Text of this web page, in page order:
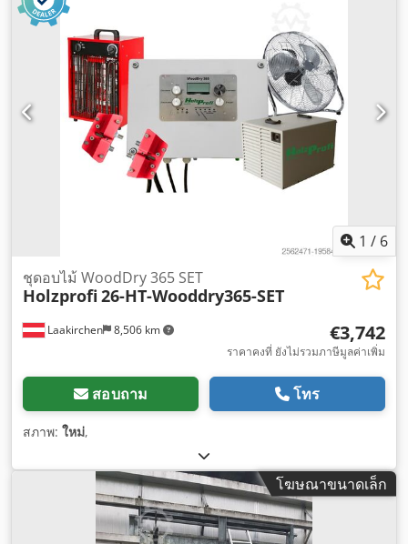
1 / 6
Laakirchen 8,506 km
ชุดอบไม้ WoodDry 365 SET
Holzprofi26-HT-Wooddry365-SET
€3,742
ราคาคงที่ ยังไม่รวมภาษีมูลค่าเพิ่ม
สอบถาม โทร
สภาพ: ใหม่,
โฆษณาขนาดเล็ก